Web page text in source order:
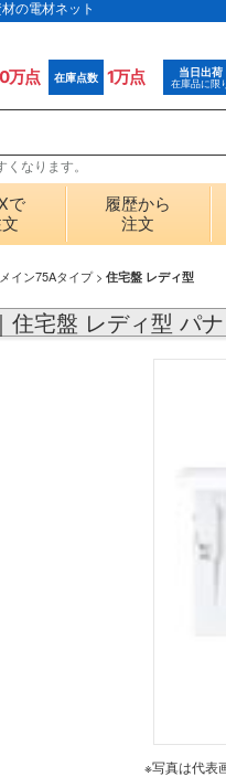
の電材ネット
万点 在庫点数 1万点 当日出荷
在庫品に限
なります。
で
履歴から
注文
メイン75Aタイプ> 住宅盤 レディ型
住宅盤 レディ型 パ
※写真は代表